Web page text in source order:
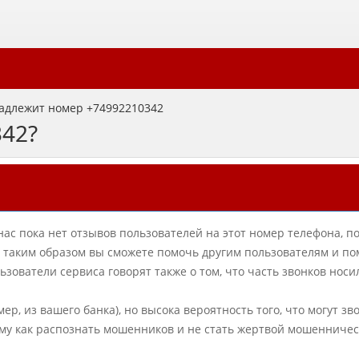
номер +74992210342
пока нет отзывов пользователей на этот номер телефона,
образом вы сможете помочь другим пользователям и
сервиса говорят также о том, что часть звонков
из вашего банка), но высока вероятность того, что могут
как распознать мошенников и не стать жертвой